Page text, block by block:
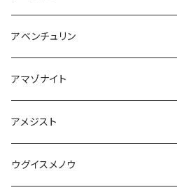
アベンチュリン
アマゾナイト
アメジスト
ウグイスメノウ